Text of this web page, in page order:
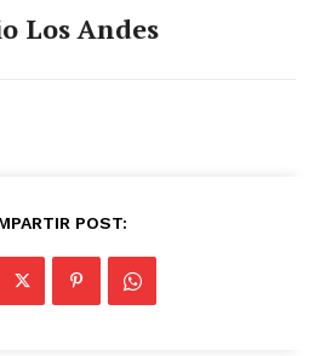
Los Andes
POST: